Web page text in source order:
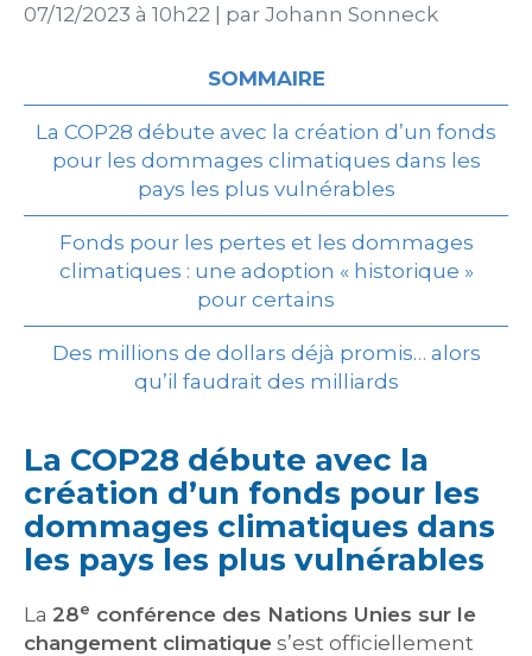
07/12/2023 à 10h22
par Johann Sonneck
SOMMAIRE
La COP28 débute avec la création d’un fonds
pour les dommages climatiques dans les
pays les plus vulnérables
Fonds pour les pertes et les dommages
climatiques : une adoption « historique »
pour certains
Des millions de dollars déjà promis… alors
qu’il faudrait des milliards
La COP28 débute avec la
création d’un fonds pour les
dommages climatiques dans
les pays les plus vulnérables
La 28e conférence des Nations Unies sur le
changement climatique s’est officiellement